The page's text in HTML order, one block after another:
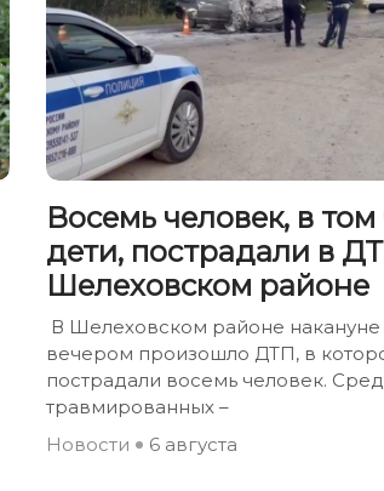
Восемь человек, в том
дети, пострадали в
Шелеховском районе
В Шелеховском районе накануне
вечером произошло ДТП, в
пострадали восемь человек.
травмированных –
Новости
6 августа